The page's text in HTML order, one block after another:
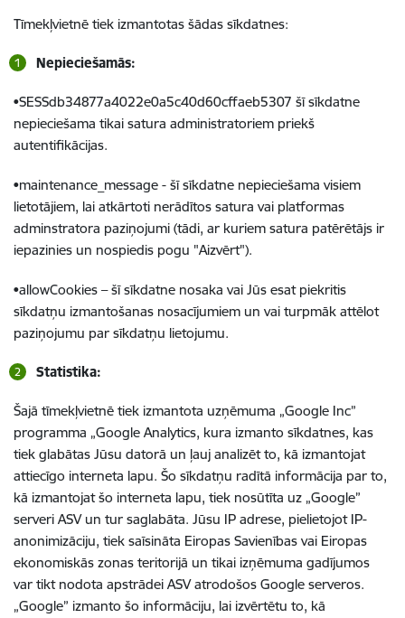
Tīmekļvietnē tiek izmantotas šādas sīkdatnes:
Nepieciešamās:
•SESSdb34877a4022e0a5c40d60cffaeb5307 šī sīkdatne
nepieciešama tikai satura administratoriem priekš
autentifikācijas.
•maintenance_message - šī sīkdatne nepieciešama visiem
lietotājiem, lai atkārtoti nerādītos satura vai platformas
adminstratora paziņojumi (tādi, ar kuriem satura patērētājs ir
iepazinies un nospiedis pogu "Aizvērt").
•allowCookies – šī sīkdatne nosaka vai Jūs esat piekritis
sīkdatņu izmantošanas nosacījumiem un vai turpmāk attēlot
paziņojumu par sīkdatņu lietojumu.
Statistika:
Šajā tīmekļvietnē tiek izmantota uzņēmuma „Google Inc”
programma „Google Analytics, kura izmanto sīkdatnes, kas
tiek glabātas Jūsu datorā un ļauj analizēt to, kā izmantojat
attiecīgo interneta lapu. Šo sīkdatņu radītā informācija par to,
kā izmantojat šo interneta lapu, tiek nosūtīta uz „Google”
serveri ASV un tur saglabāta. Jūsu IP adrese, pielietojot IP-
anonimizāciju, tiek saīsināta Eiropas Savienības vai Eiropas
ekonomiskās zonas teritorijā un tikai izņēmuma gadījumos
var tikt nodota apstrādei ASV atrodošos Google serveros.
„Google” izmanto šo informāciju, lai izvērtētu to, kā